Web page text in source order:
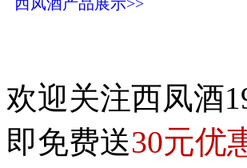
欢迎关注西凤酒
即免费送30元优